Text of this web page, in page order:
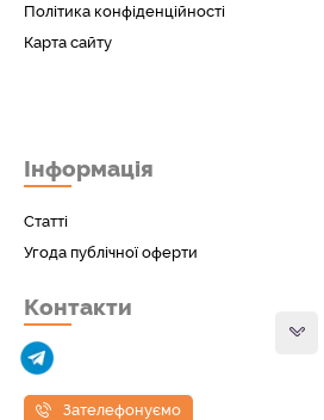
Політика конфіденційності
Карта сайту
Інформація
Статті
Угода публічної оферти
Контакти
Зателефонуємо